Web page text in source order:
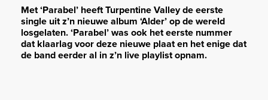
Met ‘Parabel’ heeft Turpentine Valley de eerste
single uit z’n nieuwe album ‘Alder’ op de wereld
losgelaten. ‘Parabel’ was ook het eerste nummer
dat klaarlag voor deze nieuwe plaat en het enige dat
de band eerder al in z’n live playlist opnam.